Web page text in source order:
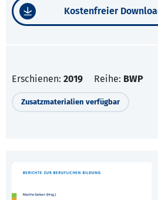
Kostenfreier
Erschienen: 2019 Reihe: BWP
Zusatzmaterialien verfügbar